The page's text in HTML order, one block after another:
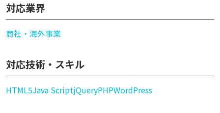
対応業界
商社・海外事業
対応技術・スキル
HTML5Java ScriptjQueryPHPWordPress